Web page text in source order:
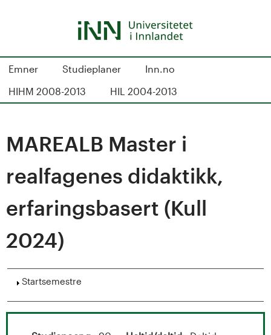
S
d
k
a
t
a
Emner Studieplaner
Inn.no
HIHM 2008-2013
HIL 2004-2013
MAREALB Master i
realfagenes didaktikk,
erfaringsbasert (Kull
2024)
Vis
Startsemestre